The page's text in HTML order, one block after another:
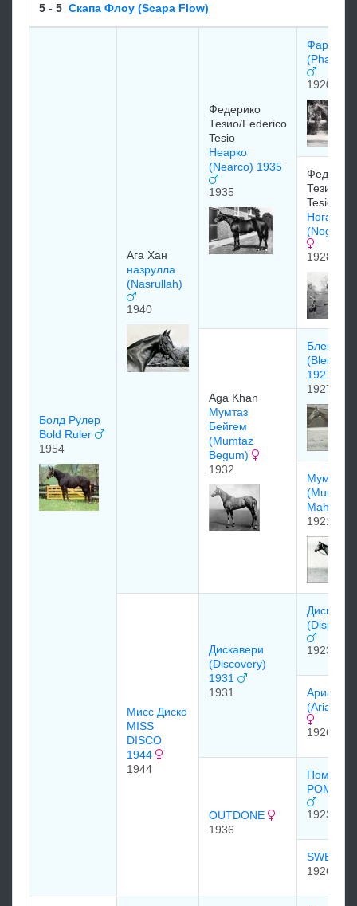
5 - 5 Cкaпa Флоу (Scapa Flow)
Болд Рулер
Bold Ruler
1954
Ага Хан
назрулла
(Nasrullah)
1940
Федерико
Тезио/Federico
Tesio
Неарко
(Nearco) 1935
1935
Фарос
(Pharos)
1920
Тезио/
Tesio
Ногара
(Nogara)
1928
Aga Khan
Mумтаз
Бeйгeм
(Mumtaz
Begum)
1932
(Blenheim
1927)
1927
Мумтаз
(Mumtaz
Mahal)
1921
Мисс Диско
MISS
DISCO
1944
1944
Диcкавеpи
(Discovery)
1931
1931
Диcплэй
(Display)
1923
Аpиадна
(Ariadne)
1926
OUTDONE
1936
Помпей
1923
SWEEP
1926